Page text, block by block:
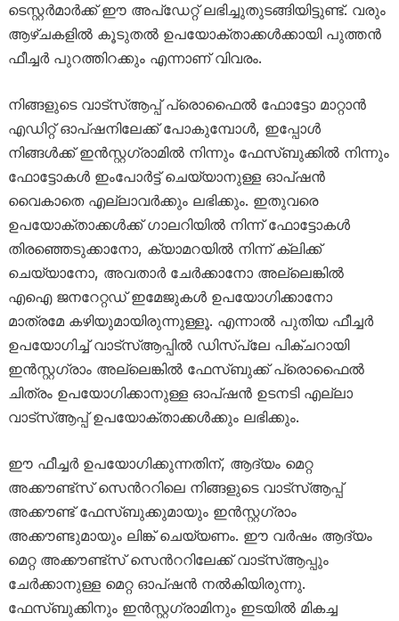
ടെസ്റ്റർമാർക്ക് ഈ അപ്‌ഡേറ്റ് ലഭിച്ചുതുടങ്ങിയിട്ടുണ്ട്. വരും
ആഴ്ചകളിൽ കൂടുതൽ ഉപയോക്താക്കൾക്കായി പുത്തൻ
ഫീച്ചർ പുറത്തിറക്കും എന്നാണ് വിവരം.
നിങ്ങളുടെ വാട്‌സ്ആപ്പ് പ്രൊഫൈൽ ഫോട്ടോ മാറ്റാൻ
എഡിറ്റ് ഓപ്ഷനിലേക്ക് പോകുമ്പോൾ, ഇപ്പോൾ
നിങ്ങൾക്ക് ഇൻസ്റ്റഗ്രാമിൽ നിന്നും ഫേസ്ബുക്കിൽ നിന്നും
ഫോട്ടോകൾ ഇംപോർട്ട് ചെയ്യാനുള്ള ഓപ്ഷൻ
വൈകാതെ എല്ലാവർക്കും ലഭിക്കും. ഇതുവരെ
ഉപയോക്താക്കൾക്ക് ഗാലറിയിൽ നിന്ന് ഫോട്ടോകൾ
തിരഞ്ഞെടുക്കാനോ, ക്യാമറയിൽ നിന്ന് ക്ലിക്ക്
ചെയ്യാനോ, അവതാർ ചേർക്കാനോ അല്ലെങ്കിൽ
എഐ ജനറേറ്റഡ് ഇമേജുകൾ ഉപയോഗിക്കാനോ
മാത്രമേ കഴിയുമായിരുന്നുള്ളൂ. എന്നാൽ പുതിയ ഫീച്ചർ
ഉപയോഗിച്ച് വാട്സ്ആപ്പിൽ ഡിസ്പ്ലേ പിക്‌ചറായി
ഇൻസ്റ്റഗ്രാം അല്ലെങ്കിൽ ഫേസ്ബുക്ക് പ്രൊഫൈൽ
ചിത്രം ഉപയോഗിക്കാനുള്ള ഓപ്ഷൻ ഉടനടി എല്ലാ
വാട്‌സ്ആപ്പ് ഉപയോക്താക്കൾക്കും ലഭിക്കും.
ഈ ഫീച്ചർ ഉപയോഗിക്കുന്നതിന്, ആദ്യം മെറ്റ
അക്കൗണ്ട്സ് സെൻററിലെ നിങ്ങളുടെ വാട്‌സ്ആപ്പ്
അക്കൗണ്ട് ഫേസ്ബുക്കുമായും ഇൻസ്റ്റഗ്രാം
അക്കൗണ്ടുമായും ലിങ്ക് ചെയ്യണം. ഈ വർഷം ആദ്യം
മെറ്റ അക്കൗണ്ട്സ് സെൻററിലേക്ക് വാട്‌സ്ആപ്പും
ചേർക്കാനുള്ള മെറ്റ ഓപ്ഷൻ നൽകിയിരുന്നു.
ഫേസ്ബുക്കിനും ഇൻസ്റ്റഗ്രാമിനും ഇടയിൽ മികച്ച